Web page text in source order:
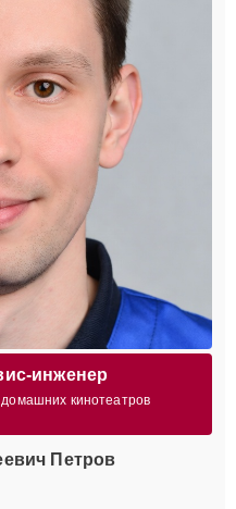
инженер
кинотеатров
Петров